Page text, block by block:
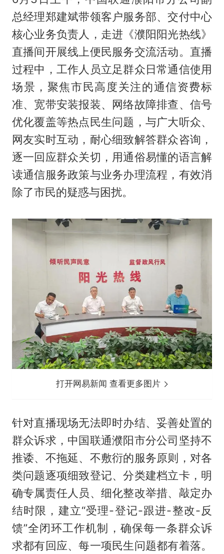
总经理郑建斌带领客户服务部、交付中心
核心业务负责人，走进《濮阳阳光热线》
直播间开展线上便民服务交流活动。直播
过程中，工作人员立足群众日常通信使用
场景，聚焦市民高度关注的通信资费标
准、宽带安装报装、网络故障排查、信号
优化覆盖等热点民生问题，与广大听众、
网友实时互动，耐心细致解答群众咨询，
逐一回应群众关切，用通俗易懂的语言解
读通信服务政策与业务办理流程，有效消
除了市民的疑惑与困扰。
打开网易新闻 查看更多图片
针对直播现场无法即时办结、妥善处置的
群众诉求，中国联通濮阳市分公司坚持不
推诿、不拖延、不敷衍的服务原则，对各
类问题逐项细致登记、分类建档立卡，明
确专属责任人员、细化整改举措、敲定办
结时限，建立“受理-登记-跟进-整改-反
馈”全闭环工作机制，确保每一条群众诉
求都有回应、每一项民生问题都有着落。